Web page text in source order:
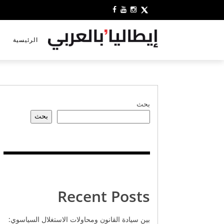
الرئيسية
بحث
بحث
Recent Posts
بين سيادة القانون ومحاولات الاستغلال السياسوي: